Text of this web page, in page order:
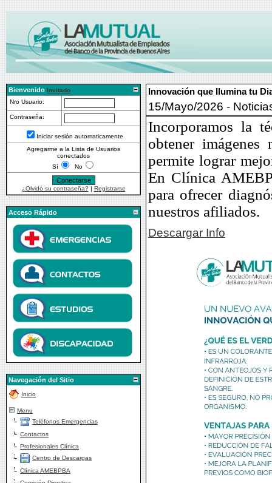
Bienvenido Invitado
Nro Usuario:
Contraseña:
Iniciar sesión automaticamente
Agregarme a la Lista de Usuarios
conectados
Sí
No
¿Olvidó su contraseña? | Registrarse
Acceso Rápido
Navegación del Sitio
Inicio
Menu
Teléfonos Emergencias
Contactos
Profesionales Clínica
Centro de Descargas
Clínica AMEBPBA
Innovación que Ilumina tu
15/Mayo/2026 -
Incorporamos la
obtener imágenes
permite lograr
En Clínica
para ofrecer
nuestros afiliados.
Descargar Info